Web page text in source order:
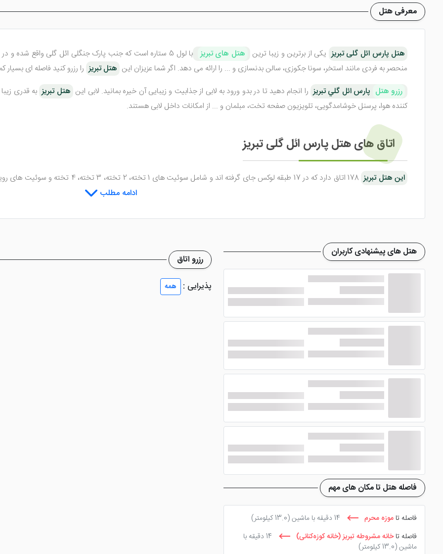
معرفی هتل
هتل پارس ائل گلی تبریز یکی از برترین و زیبا ترین هتل های تبریز با لول 5 ستاره است که جنب پارک جنگلی ائل گلی واقع شده و در سال 1380 افتتاح شده است. این
منحصر به فردی مانند استخر، سونا جکوزی، سالن بدنسازی و ... را ارائه می دهد. اگر شما عزیزان این هتل تبریز را رزرو کنید فاصله ای
رزرو هتل پارس ائل گلي تبریز را انجام دهید تا در بدو ورود به لابی از جذابیت و زیبایی آن خیره بمانید. لابی این هتل تبریز به قدری
کننده هوا، پرسنل خوشامدگویی، تلویزیون صفحه تخت، مبلمان و ... از امکانات داخل لابی هستند.
اتاق های هتل پارس ائل گلی تبریز
این هتل تبریز
178 اتاق دارد که در 17 طبقه لوکس جای
به کوه و جنگل دارند که طبق سلیقه میهمانان و با توجه به خالی بودن در زمان مراجعه به آنان ارائه می شود.
هتل ذکر شده در تمامی اتاق های خود علاوه بر طراحی فوق العاده لوکس، امکانات رفاهی بسیار خوبی مانند تلویزیون، حمام، سرویس
امکانات هتل پارس ائل گلی تبریز
هتل شاهگلی تبریز از نظر امکانات بسیار سرآمد بوده و قابل رقابت با تمامی هتل های 5 ستاره است. در ادامه این مطلب به شرح امکانات این هتل تبریز اشاره می کنیم.
مجموعه ورزشی
هتل با دارابودن مجموعه آبی بسیار زیبا توانسته است نظر میهمانان را به سمت خود جلب کند. مخصوصاً که این هتل برای میهمانان مقیم خود
... را رایگان نموده است. سالن بدنسازی هتل هم با به روز ترین دستگاه های پیشرفته مهیای میهمانان است.
رستوران های هتل
هتل پارس ائل گلی تبریز تنها هتل در این شهر است که رستوران گردان دارد. رستوران گردان این
می شود شما با صرف انواع غذاهای دریایی، ایرانی، فرنگی، سنتی و ... لذت فراوانی ببرید. جهت رزرو رستوران گردان هتل با شماره های مربوطه می
قیمت غذا در رستوران گردان هتل پارس تبریز
که تمامی آن ها منوی غذایی انتخابی و باز دارند. این اتفاق سبب می شود تا حق انتخاب برای میهمانان بسیار راحت باشد.
دیگر امکانات هتل و اماکن نزدیک
ادامه مطلب
رزرو اتاق
پذیرایی :
همه
هتل های پیشنهادی کاربران
فاصله هتل تا مکان های مهم
فاصله تا موزه محرم 14 دقیقه با ماشین
(13.0 کیلومتر)
فاصله تاخانه مشروطه تبریز (خانه کوزه‌کنانی)
14 دقیقه با
ماشین(13.0 کیلومتر)